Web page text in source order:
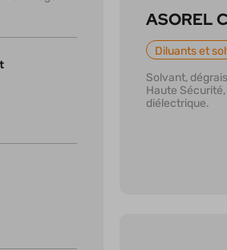
ASOREL
Diluants et
Solvant,
Haute
diélectrique.